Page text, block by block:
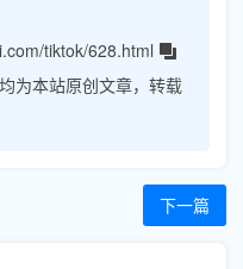
tiktok/628.html
为本站原创文章，转载
下一篇